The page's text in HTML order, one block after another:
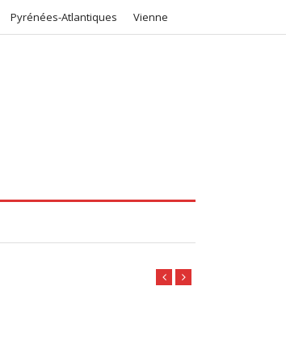
Pyrénées-Atlantiques Vienne